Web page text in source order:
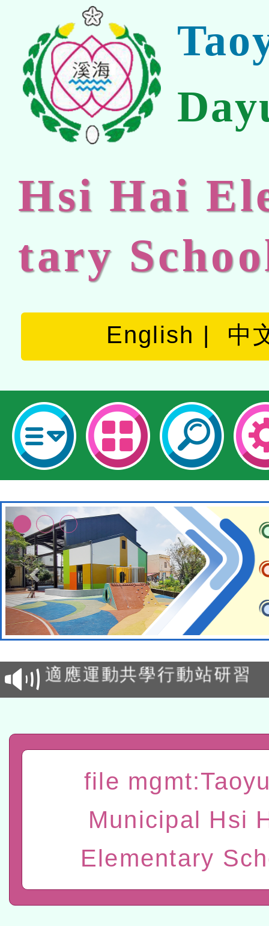
Hsi Hai
tary
English 中
本校115學年度第2次代理
結果公告(無人報名，續辦
適應運動共學行動站研習
本館辦理115年度閱讀磐
程
A3數位素養講師名單
「數位內容與教學軟體線
有關大陸委員會函釋公務
赴陸應申請許可一案
轉知經濟部水利署委託財
研究院辦理「115年表揚
位及節水達人選拔活動」
115年8月22日(星期六)辦
市孔廟祈福系列活動—儒
2026年桃園地景藝術節教
file
Municipal Hsi
Elementary